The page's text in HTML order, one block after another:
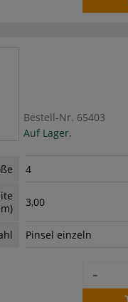
Bestell-Nr. 65403
Auf Lager.
4
3,00
Pinsel einzeln
-